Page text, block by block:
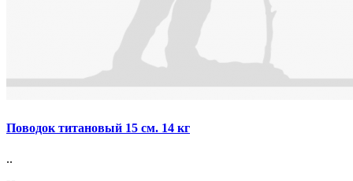
Поводок титановый 15 см. 14 кг
..